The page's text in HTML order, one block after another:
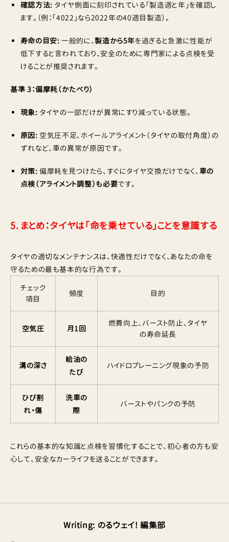
確認方法: タイヤ側面に刻印されている「製造週と年」を確認し
ます。（例：「4022」なら2022年の40週目製造）。
寿命の目安: 一般的に、製造から5年を過ぎると急激に性能が
低下すると言われており、安全のために専門家による点検を受
けることが推奨されます。
基準 3：偏摩耗（かたべり）
現象: タイヤの一部だけが異常にすり減っている状態。
原因: 空気圧不足、ホイールアライメント（タイヤの取付角度）の
ずれなど、車の異常が原因です。
対策: 偏摩耗を見つけたら、すぐにタイヤ交換だけでなく、 車の
点検（アライメント調整）も必要です。
5. まとめ：タイヤは「命を乗せている」ことを意識する
タイヤの適切なメンテナンスは、快適性だけでなく、あなたの命を
守るための最も基本的な行為です。
チェック
項目
頻度 目的
空気圧 月1回
燃費向上、バースト防止、タイヤ
の寿命延長
溝の深さ
給油の
たび
ハイドロプレーニング現象の予防
ひび割
れ・傷
洗車の
際
バーストやパンクの予防
これらの基本的な知識と点検を習慣化することで、初心者の方も安
心して、安全なカーライフを送ることができます。
Writing: のるウェイ! 編集部